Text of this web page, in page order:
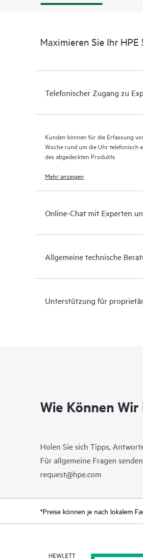
Maximieren Sie Ihr HPE
Telefonischer Zugang zu
Kunden können für die Erfassung
Woche rund um die Uhr telefonisch
des abgedeckten Produkts.
Mehr anzeigen
Online-Chat mit Experten
Allgemeine technische
Unterstützung für
Wie Können
Holen Sie sich Tipps,
Für allgemeine Fragen
request@hpe.com
*Preise können je nach lokalem